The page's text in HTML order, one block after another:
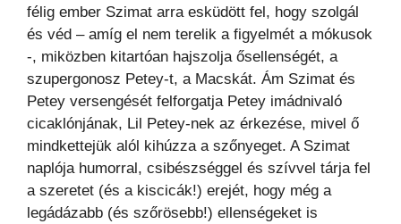
félig ember Szimat arra esküdött fel, hogy szolgál
és véd – amíg el nem terelik a figyelmét a mókusok
-, miközben kitartóan hajszolja ősellenségét, a
szupergonosz Petey-t, a Macskát. Ám Szimat és
Petey versengését felforgatja Petey imádnivaló
cicaklónjának, Lil Petey-nek az érkezése, mivel ő
mindkettejük alól kihúzza a szőnyeget. A Szimat
naplója humorral, csibészséggel és szívvel tárja fel
a szeretet (és a kiscicák!) erejét, hogy még a
legádázabb (és szőrösebb!) ellenségeket is